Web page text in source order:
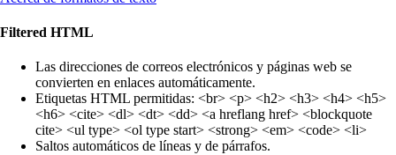
Filtered HTML
Las direcciones de correos electrónicos y páginas web se
convierten en enlaces automáticamente.
Etiquetas HTML permitidas: <br> <p> <h2> <h3> <h4> <h5>
<h6> <cite> <dl> <dt> <dd> <a hreflang href> <blockquote
cite> <ul type> <ol type start> <strong> <em> <code> <li>
Saltos automáticos de líneas y de párrafos.